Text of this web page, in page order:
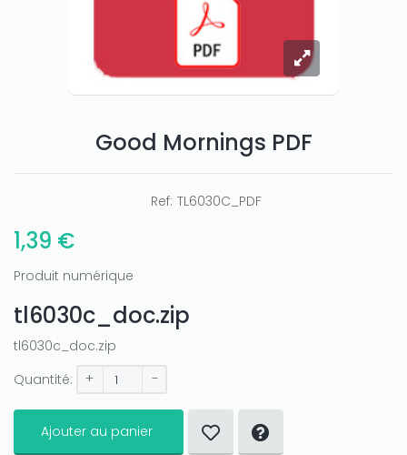
Good Mornings PDF
Ref: TL6030C_PDF
1,39 €
Produit numérique
tl6030c_doc.zip
tl6030c_doc.zip
Quantité:
+ -
Ajouter au panier